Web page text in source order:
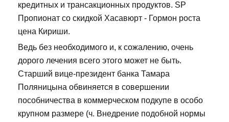
кредитных и трансакционных продуктов. SP
Пропионат со скидкой Хасавюрт - Гормон роста
цена Кириши.
Ведь без необходимого и, к сожалению, очень
дорого лечения всего этого может не быть.
Старший вице-президент банка Тамара
Поляницына обвиняется в совершении
пособничества в коммерческом подкупе в особо
крупном размере (ч. Внедрение подобной нормы